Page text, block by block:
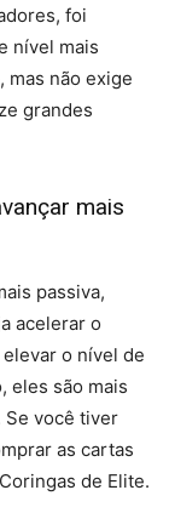
foi
nível mais
mas não exige
grandes
mais
passiva,
acelerar o
o nível de
eles são mais
Se você tiver
as cartas
de Elite.